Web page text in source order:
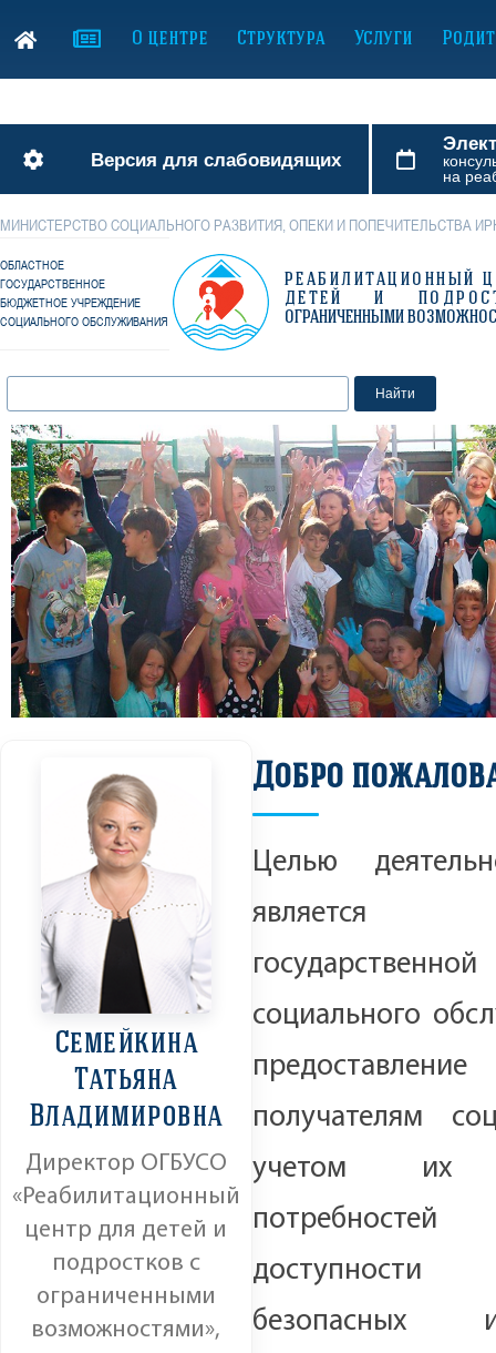
О центре Структура Услуги
Версия для слабовидящих
на
МИНИСТЕРСТВО СОЦИАЛЬНОГО РАЗВИТИЯ, ОПЕКИ И ПОПЕЧИТЕЛЬСТВА
ОБЛАСТНОЕ
ГОСУДАРСТВЕННОЕ
БЮДЖЕТНОЕ УЧРЕЖДЕНИЕ
СОЦИАЛЬНОГО ОБСЛУЖИВАНИЯ
РЕАБИЛИТАЦИОННЫЙ
ДЕТЕЙ И
ОГРАНИЧЕННЫМИ
Семейкина
Татьяна
Владимировна
Директор ОГБУСО
«Реабилитационный
центр для детей и
подростков с
ограниченными
возможностями»,
Добро
Целью
является
социального
получателям
учетом их
доступности
безопасных